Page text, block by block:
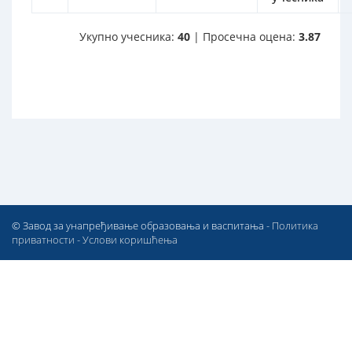
Укупно учесника: 40 | Просечна оцена: 3.87
© Завод за унапређивање образовања и васпитања - Политика
приватности -Услови коришћења